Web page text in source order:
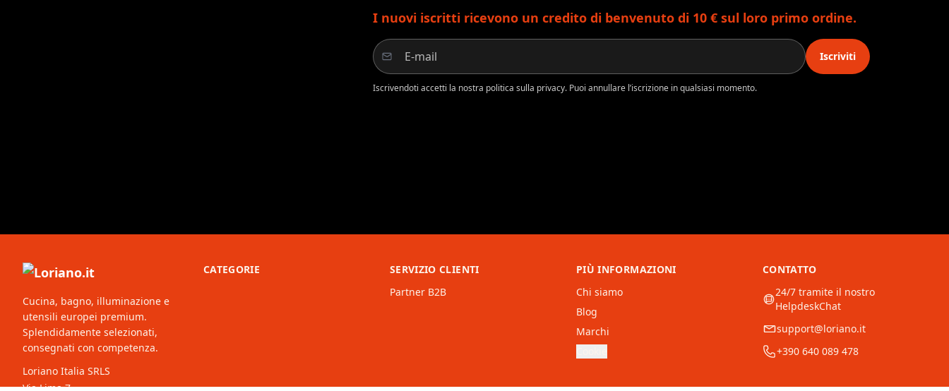
I nuovi iscritti ricevono un credito di benvenuto di 10 € sul loro primo ordine.
Iscriviti
Iscrivendoti accetti la nostra politica sulla privacy. Puoi annullare l’iscrizione in qualsiasi momento.
Cucina, bagno, illuminazione e
utensili europei premium.
Splendidamente selezionati,
consegnati con competenza.
Loriano Italia SRLS
Via Lima 7
CATEGORIE
SERVIZIO CLIENTI
Partner B2B
PIÙ INFORMAZIONI
Chi siamo
Blog
Marchi
CONTATTO
24/7 tramite il nostro
HelpdeskChat
support@loriano.it
+390 640 089 478